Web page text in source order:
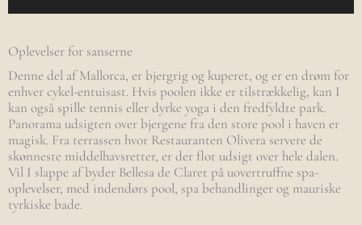
Oplevelser for sanserne
Denne del af Mallorca, er bjergrig og kuperet, og er en drøm for
enhver cykel-entuisast. Hvis poolen ikke er tilstrækkelig, kan I
kan også spille tennis eller dyrke yoga i den fredfyldte park.
Panorama udsigten over bjergene fra den store pool i haven er
magisk. Fra terrassen hvor Restauranten Olivera servere de
skønneste middelhavsretter, er der flot udsigt over hele dalen.
Vil I slappe af byder Bellesa de Claret på uovertruffne spa-
oplevelser, med indendørs pool, spa behandlinger og mauriske
tyrkiske bade.